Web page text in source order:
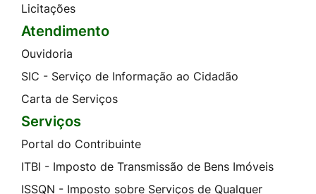
Licitações
Atendimento
Ouvidoria
SIC - Serviço de Informação ao Cidadão
Carta de Serviços
Serviços
Portal do Contribuinte
ITBI - Imposto de Transmissão de Bens Imóveis
ISSQN - Imposto sobre Serviços de Qualquer